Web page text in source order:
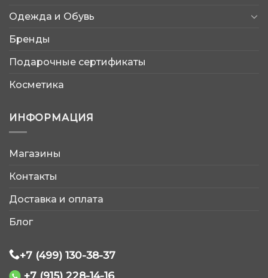
Одежда и Обувь
Бренды
Подарочные сертификаты
Косметика
ИНФОРМАЦИЯ
Магазины
Контакты
Доставка и оплата
Блог
+7 (499) 130-38-37
+7 (915) 228-14-16